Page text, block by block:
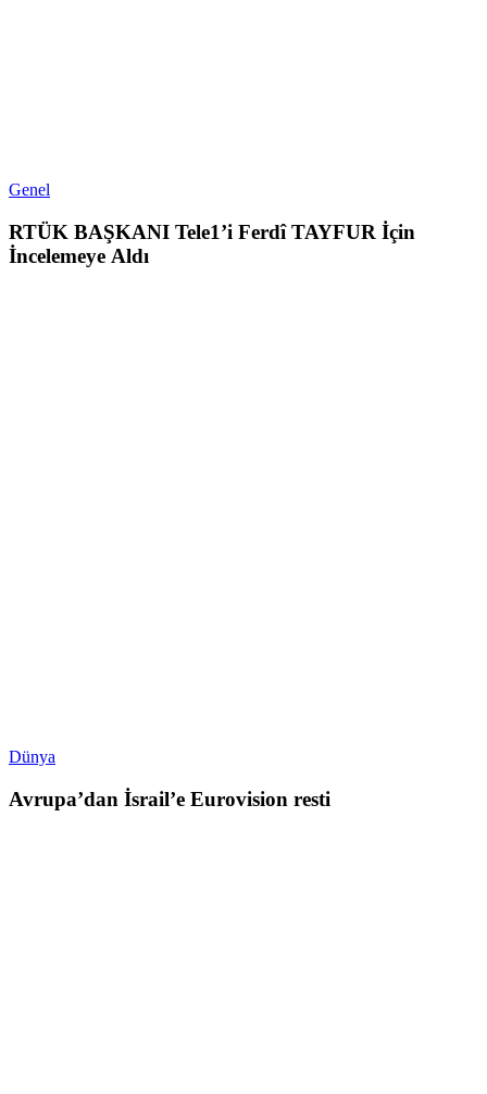
Genel
RTÜK BAŞKANI Tele1’i Ferdî TAYFUR İçin
İncelemeye Aldı
Dünya
Avrupa’dan İsrail’e Eurovision resti